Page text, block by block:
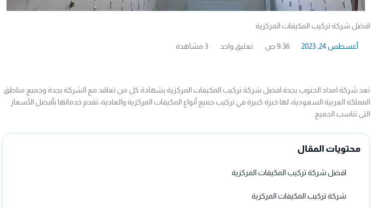
افضل شركة تركيب المكيفات المركزية
أغسطس 24, 2023 9:36 ص تعليق واحد 3 مشاهدة
تعد شركة امداد الجنوب بجدة افضل شركة تركيب المكيفات المركزية بشهادة كل من تعاقد مع الشركة بجدة وجميع مناطق
المملكة العربية السعودية، لها خبرة كبيرة في تركيب جميع أنواع المكيفات المركزية والعادية، تقدم خدماتها بأفضل الأسعار
التى تناسب الجميع.
محتويات المقال
افضل شركة تركيب المكيفات المركزية
شركة تركيب المكيفات المركزية